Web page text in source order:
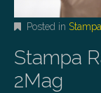
Posted in
Stampa
2Mag